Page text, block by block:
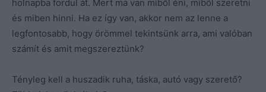
holnapba fordul át. Mert ma van miből éni, miből szeretni
és miben hinni. Ha ez így van, akkor nem az lenne a
legfontosabb, hogy örömmel tekintsünk arra, ami valóban
számít és amit megszereztünk?
Tényleg kell a huszadik ruha, táska, autó vagy szerető?